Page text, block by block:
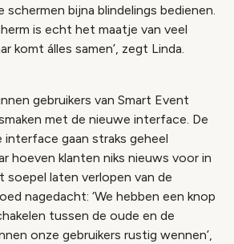
schermen bijna blindelings bedienen.
is echt het maatje van veel
komt álles samen’, zegt Linda.
gebruikers van Smart Event
met de nieuwe interface. De
interface gaan straks geheel
hoeven klanten niks nieuws voor in
soepel laten verlopen van de
nagedacht: ‘We hebben een knop
tussen de oude en de
onze gebruikers rustig wennen’,